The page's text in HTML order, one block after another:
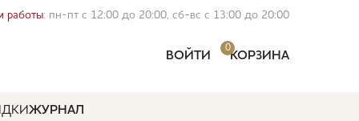
работы: пн-пт с 12:00 до 20:00, сб-вс с 13:00 до 20:00
ВОЙТИ
0
КОРЗИНА
ЖУРНАЛ